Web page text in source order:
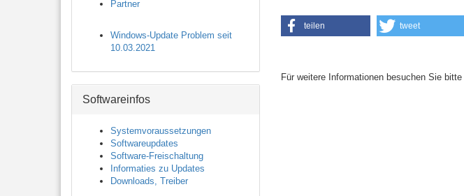
teilen tweet
Für weitere Informationen besuchen Sie bitte
Partner
Windows-Update Problem seit
10.03.2021
Softwareinfos
Systemvoraussetzungen
Softwareupdates
Software-Freischaltung
Informaties zu Updates
Downloads, Treiber